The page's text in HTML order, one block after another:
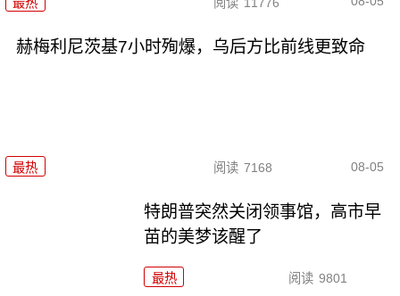
赫梅利尼茨基7小时殉爆，乌后方比前线更致命
最热 阅读 7168 08-05
特朗普突然关闭领事馆，高市早
苗的美梦该醒了
最热 阅读 9801